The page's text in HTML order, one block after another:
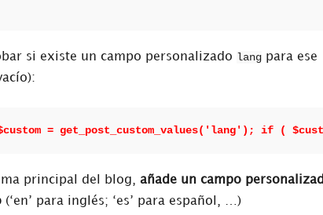
si existe un campo personalizado lang para ese
$custom = get_post_custom_values('lang'); if (
principal del blog, añade un campo
(‘en’ para inglés; ‘es’ para español, …)